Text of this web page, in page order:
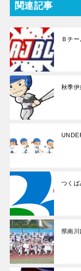
関連記事
Ｂチ
秋季伊
つくば
県南